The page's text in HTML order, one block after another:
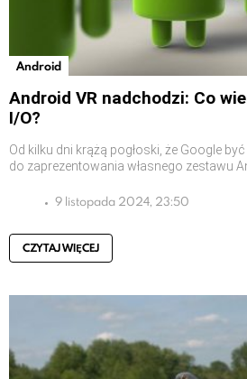
Android
Android VR nadchodzi: Co
I/O?
Od kilku dni krążą pogłoski, że Google
do zaprezentowania własnego zestawu
9 listopada 2024, 23:50
CZYTAJ WIĘCEJ